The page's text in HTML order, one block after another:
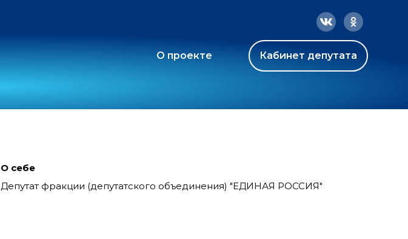
О проекте Кабинет депутата
О себе
Депутат фракции (депутатского объединения) "ЕДИНАЯ РОССИЯ"